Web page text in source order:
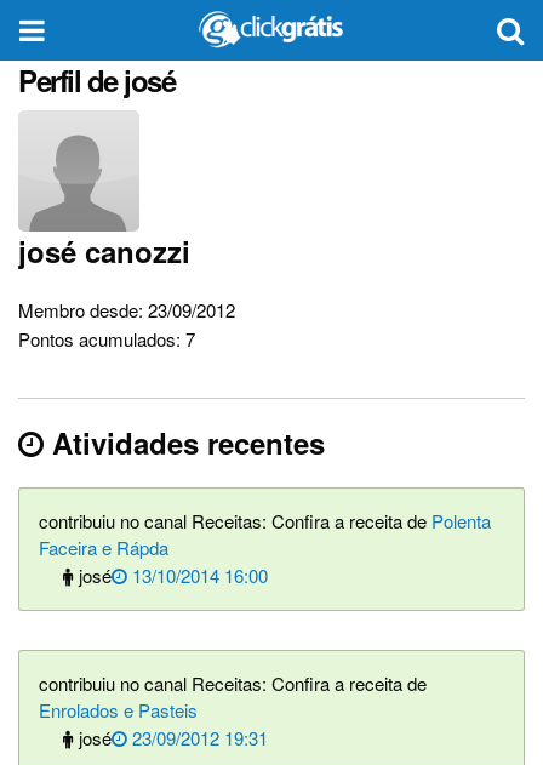
Perfil de josé
josé canozzi
Membro desde: 23/09/2012
Pontos acumulados: 7
Atividades recentes
contribuiu no canal Receitas: Confira a receita de Polenta
Faceira e Rápda
josé
13/10/2014 16:00
contribuiu no canal Receitas: Confira a receita de
Enrolados e Pasteis
josé
23/09/2012 19:31